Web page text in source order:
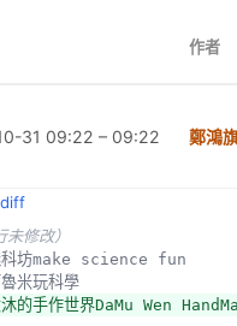
作者
31 09:22 – 09:22 鄭鴻
未修改）
魅科坊make science fun
阿魯米玩科學
的手作世界DaMu Wen